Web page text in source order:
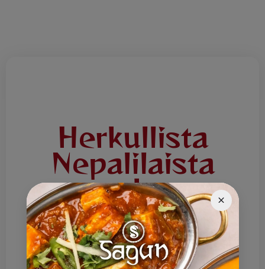
Herkullista
Nepalilaista
ruokaa
Tervetuloa Ravintola Saguniin! Tarjoamme
herkullista Nepalilaista ruokaa joka päivä.
Lounaslista